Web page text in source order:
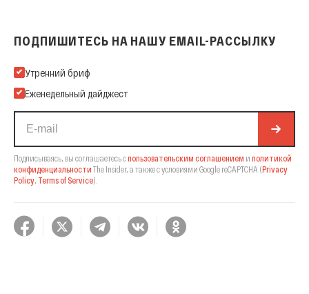
ПОДПИШИТЕСЬ НА НАШУ EMAIL-РАССЫЛКУ
Подпишитесь на нашу Email-рассылку
Утренний бриф
Еженедельный дайджест
Подписываясь, вы соглашаетесь спользовательским соглашением и политикой
конфиденциальности The Insider, а также с условиями Google reCAPTCHA (Privacy
Policy Terms of Service).